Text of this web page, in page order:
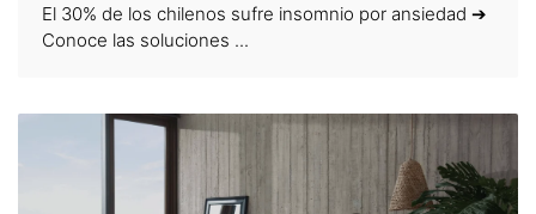
El 30% de los chilenos sufre insomnio por ansiedad ➔
Conoce las soluciones ...